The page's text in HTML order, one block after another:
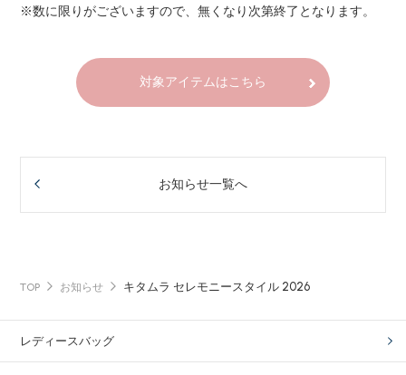
※数に限りがございますので、無くなり次第終了となります。
対象アイテムはこちら
お知らせ一覧へ
TOP お知らせ キタムラ セレモニースタイル 2026
レディースバッグ